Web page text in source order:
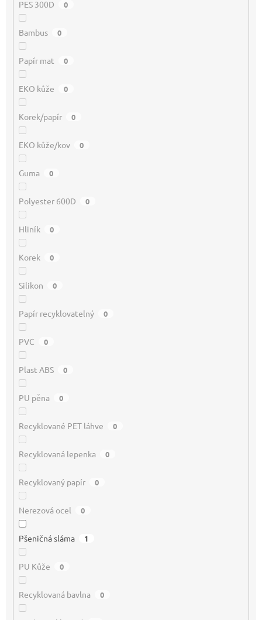
PES 300D 0
Bambus 0
Papír mat 0
EKO kůže 0
Korek/papír 0
EKO kůže/kov 0
Guma 0
Polyester 600D 0
Hliník 0
Korek 0
Silikon 0
Papír recyklovatelný 0
PVC 0
Plast ABS 0
PU pěna 0
Recyklované PET láhve 0
Recyklovaná lepenka 0
Recyklovaný papír 0
Nerezová ocel 0
Pšeničná sláma 1
PU Kůže 0
Recyklovaná bavlna 0